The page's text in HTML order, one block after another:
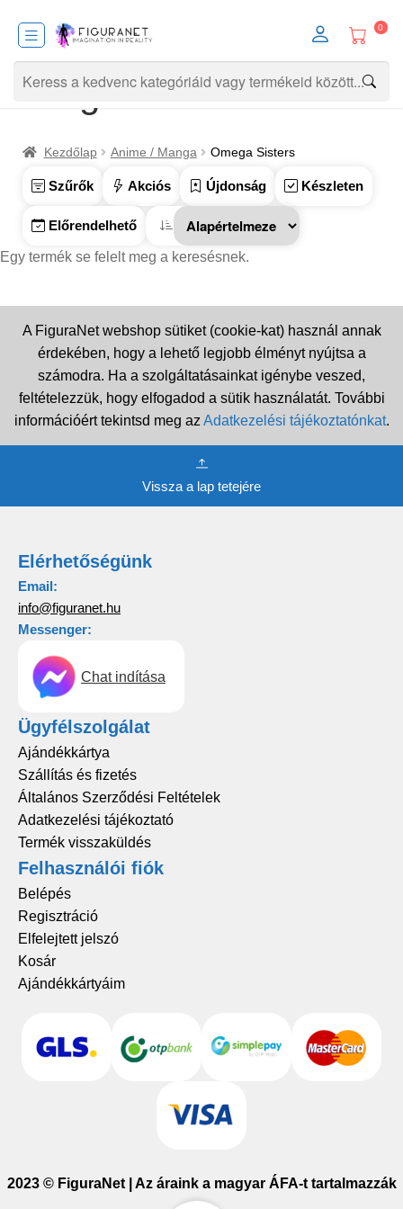
0
Omega Sisters
Kezdőlap Anime / Manga Omega Sisters
Szűrők Akciós Újdonság Készleten
Előrendelhető
Egy termék se felelt meg a keresésnek.
A FiguraNet webshop sütiket (cookie-kat) használ annak
érdekében, hogy a lehető legjobb élményt nyújtsa a
számodra. Ha a szolgáltatásainkat igénybe veszed,
feltételezzük, hogy elfogadod a sütik használatát. További
információért tekintsd meg az Adatkezelési tájékoztatónkat.
Vissza a lap tetejére
Elérhetőségünk
Email:
info@figuranet.hu
Messenger:
Chat indítása
Ügyfélszolgálat
Ajándékkártya
Szállítás és fizetés
Általános Szerződési Feltételek
Adatkezelési tájékoztató
Termék visszaküldés
Felhasználói fiók
Belépés
Regisztráció
Elfelejtett jelszó
Kosár
Ajándékkártyáim
2023 © FiguraNet | Az áraink a magyar ÁFA-t tartalmazzák